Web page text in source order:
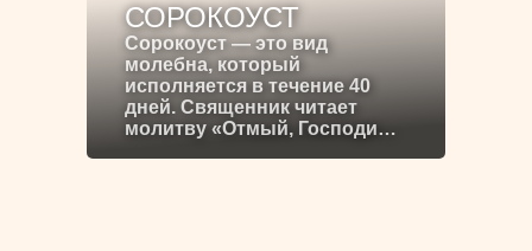
СОРОКОУСТ
Сорокоуст — это вид
молебна, который
исполняется в течение 40
дней. Священник читает
молитву «Отмый, Господи…